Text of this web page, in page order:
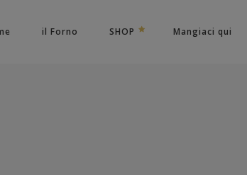
il Forno SHOP Mangiaci qui